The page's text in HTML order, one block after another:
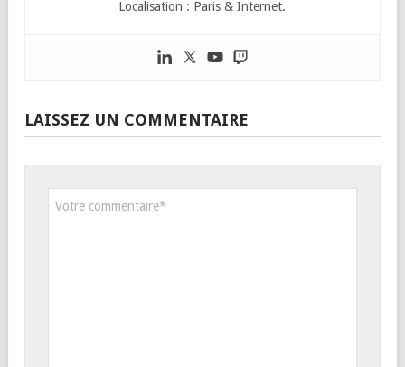
Localisation : Paris & Internet.
LAISSEZ UN COMMENTAIRE